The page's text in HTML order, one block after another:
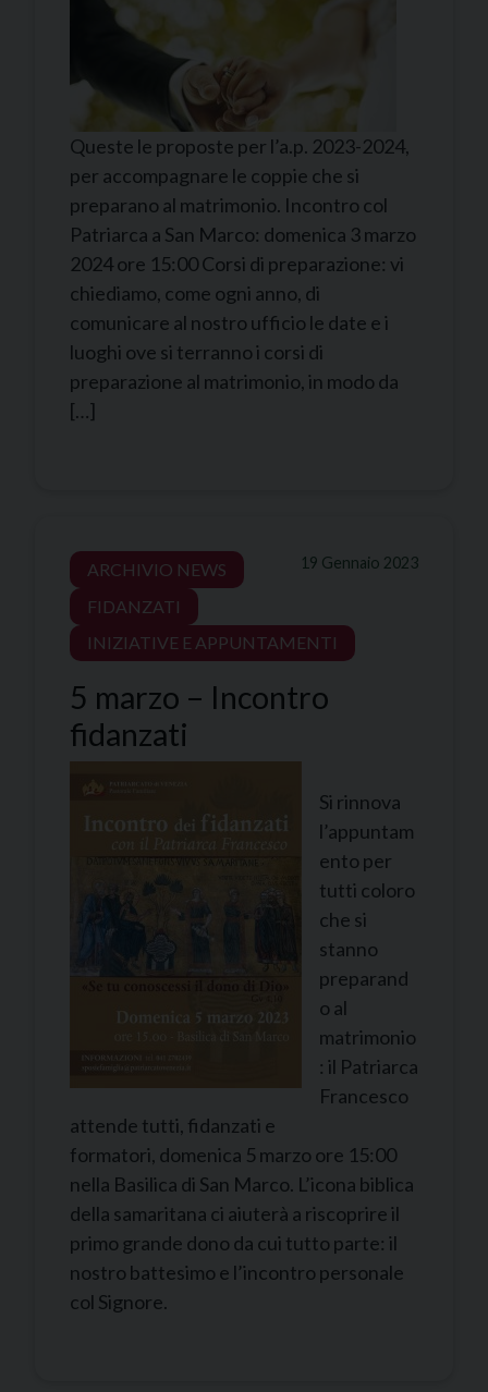
Queste le proposte per l’a.p. 2023-2024,
per accompagnare le coppie che si
preparano al matrimonio. Incontro col
Patriarca a San Marco: domenica 3 marzo
2024 ore 15:00 Corsi di preparazione: vi
chiediamo, come ogni anno, di
comunicare al nostro ufficio le date e i
luoghi ove si terranno i corsi di
preparazione al matrimonio, in modo da
[…]
19 Gennaio 2023
ARCHIVIO NEWS
FIDANZATI
INIZIATIVE E APPUNTAMENTI
5 marzo – Incontro
fidanzati
Si rinnova
l’appuntam
ento per
tutti coloro
che si
stanno
preparand
o al
matrimonio
: il Patriarca
Francesco
attende tutti, fidanzati e
formatori, domenica 5 marzo ore 15:00
nella Basilica di San Marco. L’icona biblica
della samaritana ci aiuterà a riscoprire il
primo grande dono da cui tutto parte: il
nostro battesimo e l’incontro personale
col Signore.